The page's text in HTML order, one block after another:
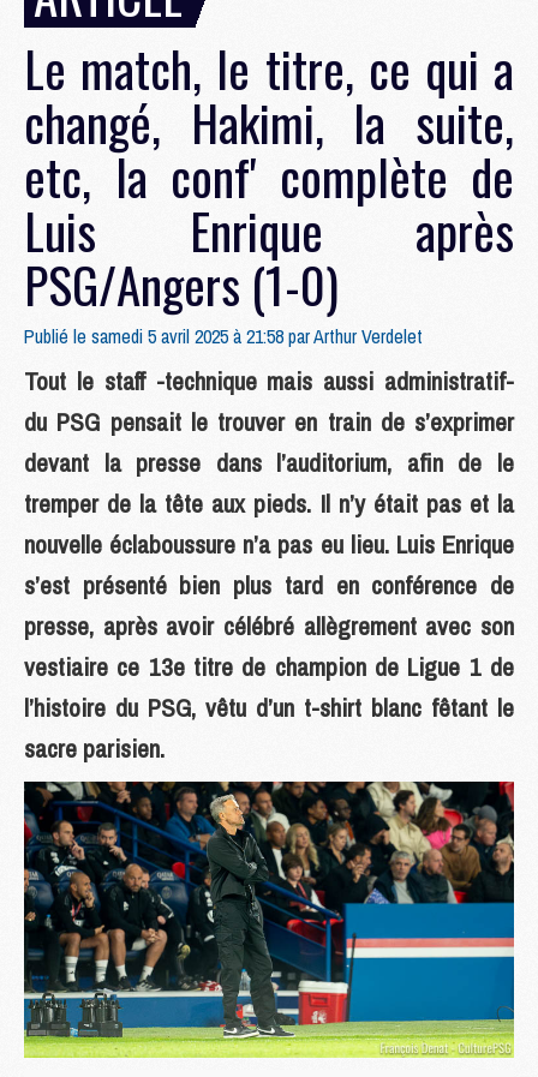
Le match, le titre, ce qui a
changé, Hakimi, la suite,
etc, la conf' complète de
Luis Enrique après
PSG/Angers (1-0)
Publié le samedi 5 avril 2025 à 21:58 parArthur Verdelet
Tout le staff -technique mais aussi administratif-
du PSG pensait le trouver en train de s’exprimer
devant la presse dans l’auditorium, afin de le
tremper de la tête aux pieds. Il n’y était pas et la
nouvelle éclaboussure n’a pas eu lieu. Luis Enrique
s’est présenté bien plus tard en conférence de
presse, après avoir célébré allègrement avec son
vestiaire ce 13e titre de champion de Ligue 1 de
l’histoire du PSG, vêtu d’un t-shirt blanc fêtant le
sacre parisien.